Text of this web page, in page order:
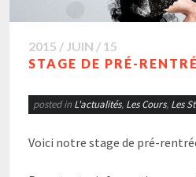
2015 / JUIN / 15
STAGE DE PRÉ-
posted in L'actualités, Les Cours, Les
Voici notre stage de pré-